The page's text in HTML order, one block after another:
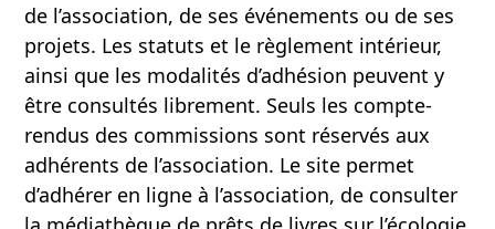
de l’association, de ses événements ou de ses
projets. Les statuts et le règlement intérieur,
ainsi que les modalités d’adhésion peuvent y
être consultés librement. Seuls les compte-
rendus des commissions sont réservés aux
adhérents de l’association. Le site permet
d’adhérer en ligne à l’association, de consulter